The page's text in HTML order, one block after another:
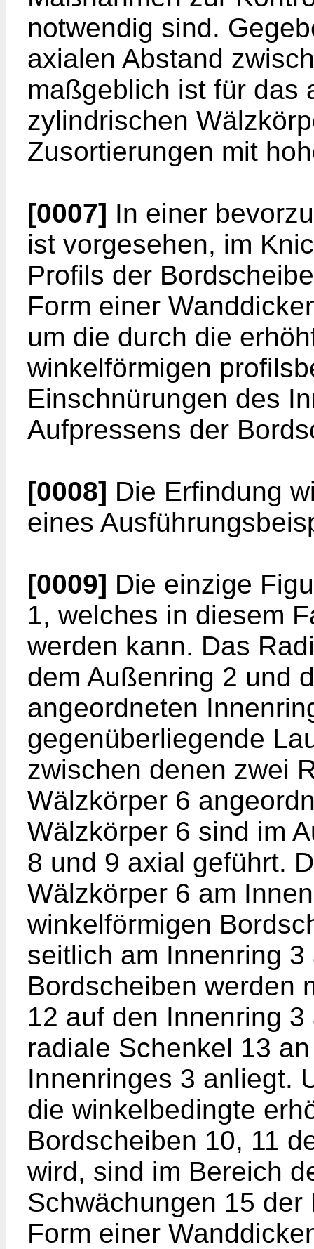
notwendig sind.
axialen Abstand
maßgeblich ist für das
zylindrischen
Zusortierungen mit
[0007] In einer
ist vorgesehen, im
Profils der
Form einer
um die durch die
winkelförmigen
Einschnürungen des
Aufpressens der
[0008] Die Erfindung
eines
[0009] Die einzige
1, welches in diesem
werden kann. Das
dem Außenring 2 und
angeordneten
gegenüberliegende
zwischen denen zwei
Wälzkörper 6
Wälzkörper 6 sind im
8 und 9 axial geführt.
Wälzkörper 6 am
winkelförmigen
seitlich am Innenring
Bordscheiben werden
12 auf den Innenring
radiale Schenkel 13
Innenringes 3 anliegt.
die winkelbedingte
Bordscheiben 10, 11
wird, sind im Bereich
Schwächungen 15
Form einer